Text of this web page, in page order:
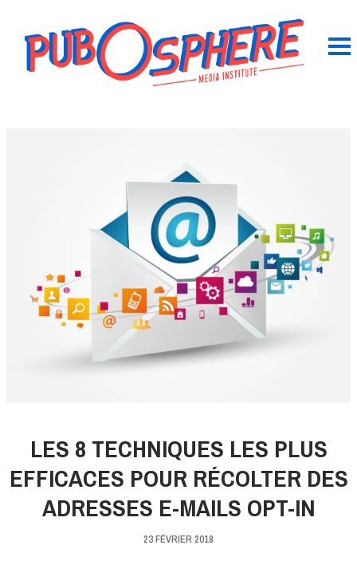
LES 8 TECHNIQUES LES PLUS
EFFICACES POUR RÉCOLTER DES
ADRESSES E-MAILS OPT-IN
23 FÉVRIER 2018